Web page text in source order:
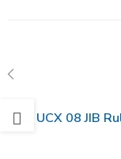
UCX 08 JIB